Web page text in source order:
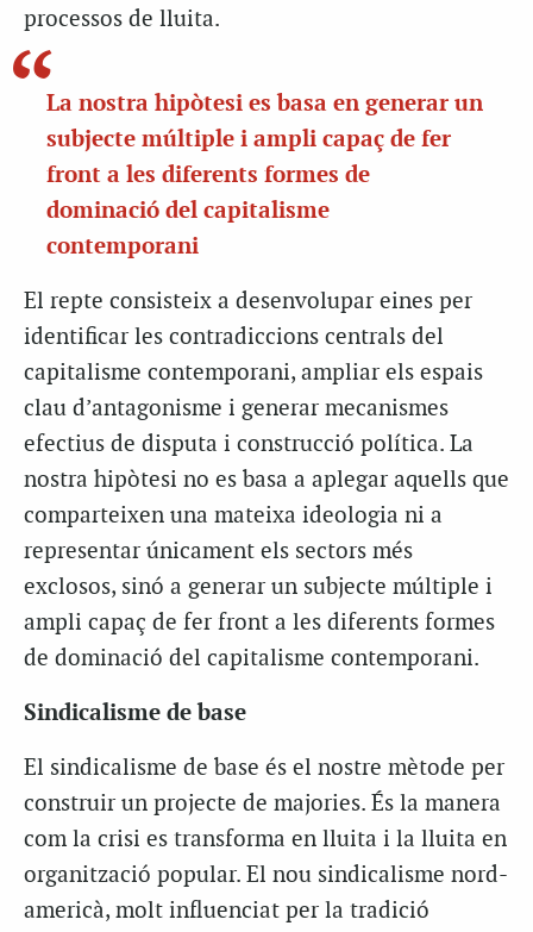
processos de lluita.
La nostra hipòtesi es basa en generar un
subjecte múltiple i ampli capaç de fer
front a les diferents formes de
dominació del capitalisme
contemporani
El repte consisteix a desenvolupar eines per
identificar les contradiccions centrals del
capitalisme contemporani, ampliar els espais
clau d’antagonisme i generar mecanismes
efectius de disputa i construcció política. La
nostra hipòtesi no es basa a aplegar aquells que
comparteixen una mateixa ideologia ni a
representar únicament els sectors més
exclosos, sinó a generar un subjecte múltiple i
ampli capaç de fer front a les diferents formes
de dominació del capitalisme contemporani.
Sindicalisme de base
El sindicalisme de base és el nostre mètode per
construir un projecte de majories. És la manera
com la crisi es transforma en lluita i la lluita en
organització popular. El nou sindicalisme nord-
americà, molt influenciat per la tradició